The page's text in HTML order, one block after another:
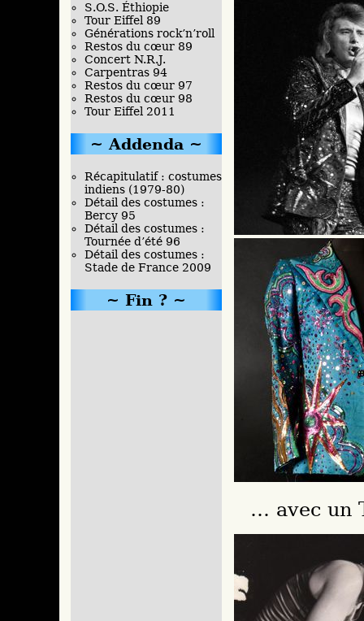
… avec un
S.O.S. Éthiopie
Tour Eiffel 89
Générations rock’n’roll
Restos du cœur 89
Concert N.R.J.
Carpentras 94
Restos du cœur 97
Restos du cœur 98
Tour Eiffel 2011
Addenda
Récapitulatif : costumes
indiens (1979-80)
Détail des costumes :
Bercy 95
Détail des costumes :
Tournée d’été 96
Détail des costumes :
Stade de France 2009
Fin ?